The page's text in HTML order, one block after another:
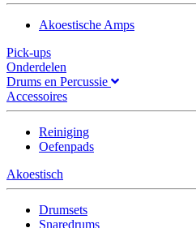
Akoestische Amps
Pick-ups
Onderdelen
Drums en Percussie
Accessoires
Reiniging
Oefenpads
Akoestisch
Drumsets
Snaredrums